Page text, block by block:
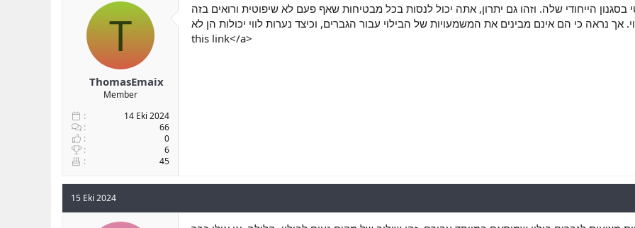
T
ThomasEmaix
Member
14 Eki 2024
66
0
6
45
הייחודי שלה. וזהו גם יתרון, אתה יכול לנסות בכל מבטיחות שאף פעם לא שיפוטית ורואים בזה
this link</a>
15 Eki 2024